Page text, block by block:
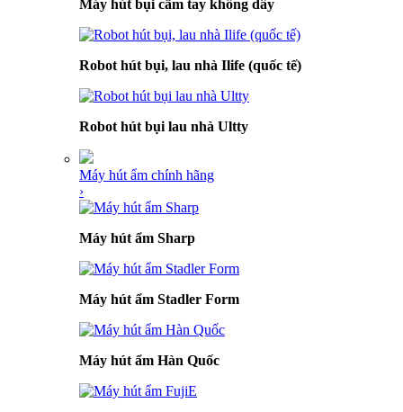
Máy hút bụi cầm tay không dây
Robot hút bụi, lau nhà Ilife (quốc tế)
Robot hút bụi lau nhà Ultty
Máy hút ẩm chính hãng
›
Máy hút ẩm Sharp
Máy hút ẩm Stadler Form
Máy hút ẩm Hàn Quốc